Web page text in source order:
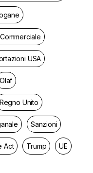
USA
Olaf
Regno Unito
Sanzioni
Act Trump UE